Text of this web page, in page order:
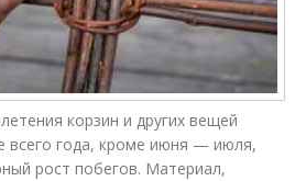
корзин и других вещей
всего года, кроме июня — июля,
рост побегов. Материал,